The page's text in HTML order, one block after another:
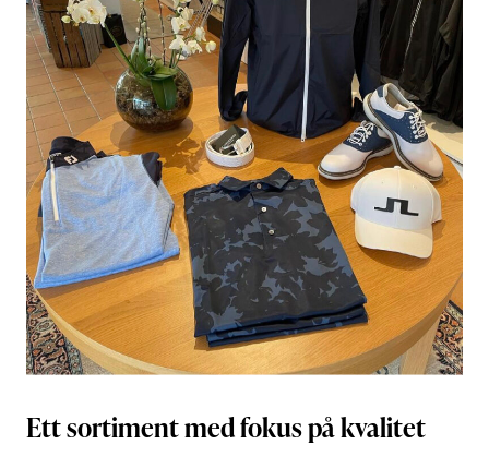
Ett sortiment med fokus på kvalitet